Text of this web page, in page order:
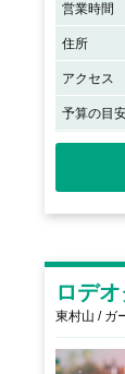
営業時間
住所
アクセス
予算の目
ロデ
東村山 / ガ